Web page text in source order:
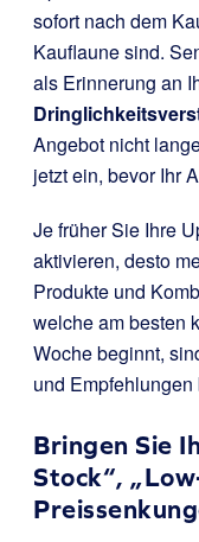
sofort nach dem
Kauflaune sind.
als Erinnerung an
Angebot nicht
jetzt ein, bevor Ihr
Je früher Sie Ihre
aktivieren, desto
Produkte und
welche am besten
Woche beginnt,
und
Bringen Sie
Stock“,